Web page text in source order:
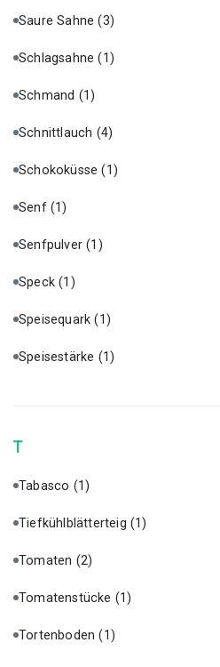
Saure Sahne(3)
Schlagsahne(1)
Schmand (1)
Schnittlauch (4)
Schokoküsse(1)
Senf (1)
Senfpulver(1)
Speck(1)
Speisequark(1)
Speisestärke (1)
T
Tabasco (1)
Tiefkühlblätterteig (1)
Tomaten (2)
Tomatenstücke (1)
Tortenboden(1)